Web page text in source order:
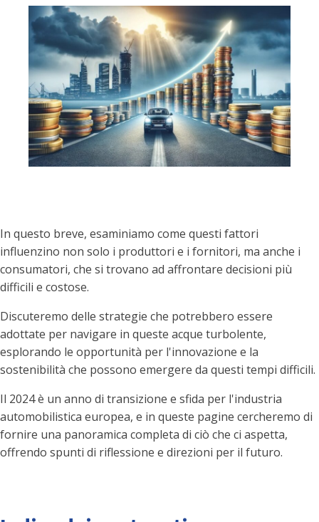
In questo breve, esaminiamo come questi fattori
influenzino non solo i produttori e i fornitori, ma anche i
consumatori, che si trovano ad affrontare decisioni più
difficili e costose.
Discuteremo delle strategie che potrebbero essere
adottate per navigare in queste acque turbolente,
esplorando le opportunità per l'innovazione e la
sostenibilità che possono emergere da questi tempi difficili.
Il 2024 è un anno di transizione e sfida per l'industria
automobilistica europea, e in queste pagine cercheremo di
fornire una panoramica completa di ciò che ci aspetta,
offrendo spunti di riflessione e direzioni per il futuro.